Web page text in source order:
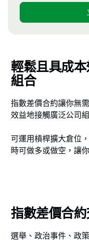
輕鬆且具成
組合
指數差價合約讓你無
效益地接觸廣泛公司
可運用槓桿擴大倉位
時可做多或做空，讓
指數差價合
選舉、政治事件、政